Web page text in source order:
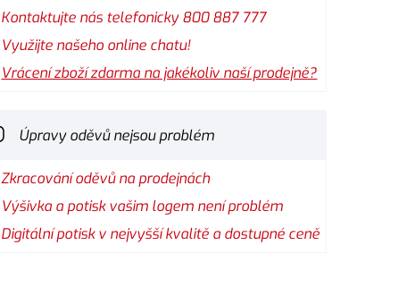
Kontaktujte nás telefonicky 800 887 777
Využijte našeho online chatu!
Vrácení zboží zdarma na jakékoliv naší prodejně?
Úpravy oděvů nejsou problém
Zkracování oděvů na prodejnách
Výšivka a potisk vašim logem není problém
Digitální potisk v nejvyšší kvalitě a dostupné ceně